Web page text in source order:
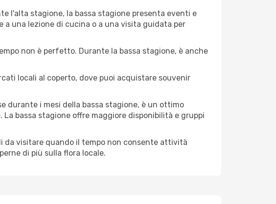
l'alta stagione, la bassa stagione presenta eventi e
una lezione di cucina o a una visita guidata per
non è perfetto. Durante la bassa stagione, è anche
locali al coperto, dove puoi acquistare souvenir
durante i mesi della bassa stagione, è un ottimo
bassa stagione offre maggiore disponibilità e gruppi
da visitare quando il tempo non consente attività
di più sulla flora locale.